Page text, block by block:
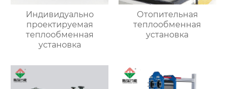
Индивидуально
проектируемая
теплообменная
установка
Отопительная
теплообменная
установка